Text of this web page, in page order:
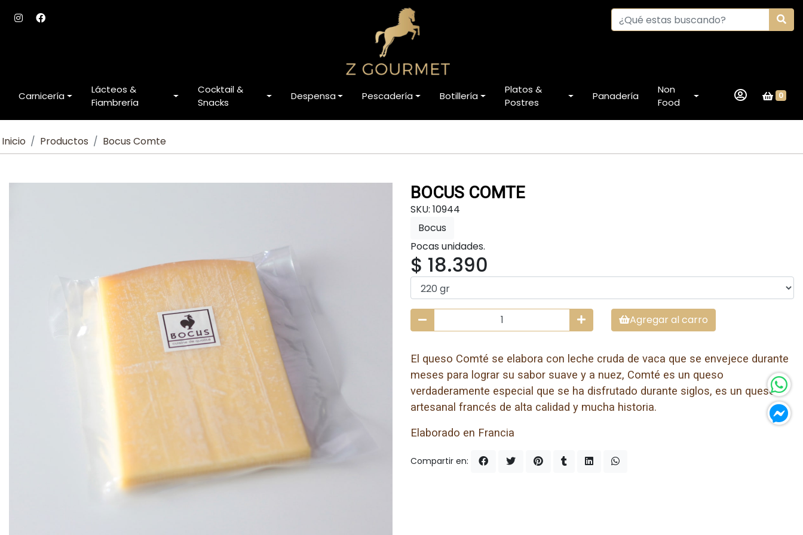
Carnicería
Lácteos &
Fiambrería
Cocktail &
Snacks
Despensa Pescadería Botillería
Platos &
Postres
Panadería
Non
Food
0
Inicio Productos Bocus Comte
BOCUS COMTE
SKU: 10944
Bocus
Pocas unidades.
$ 18.390
Agregar al carro
El queso Comté se elabora con leche cruda de vaca que se envejece durante
meses para lograr su sabor suave y a nuez, Comté es un queso
verdaderamente especial que se ha disfrutado durante siglos, es un queso
artesanal francés de alta calidad y mucha historia.
Elaborado en Francia
Compartir en: